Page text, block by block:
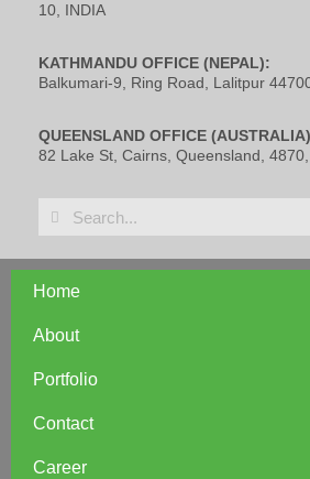
10, INDIA
KATHMANDU OFFICE (NEPAL):
Balkumari-9, Ring Road, Lalitpur
QUEENSLAND OFFICE
82 Lake St, Cairns, Queensland,
Home
About
Portfolio
Contact
Career